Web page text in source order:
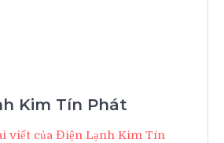
Kim Tín Phát
viết của Điện Lạnh Kim Tín